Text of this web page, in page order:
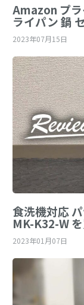
Amazon プラ
ライパン 鍋
2023年07月15日
食洗機対応
MK-K32-W
2023年01月07日